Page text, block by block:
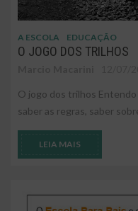
A ESCOLA EDUCAÇÃO
O JOGO DOS TRILHOS
O jogo dos trilhos Entendo
saber as regras, saber
LEIA MAIS